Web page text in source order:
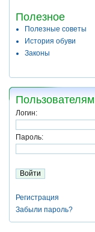
Полезное
Полезные советы
История обуви
Законы
Пользователям
Логин:
Пароль:
Регистрация
Забыли пароль?